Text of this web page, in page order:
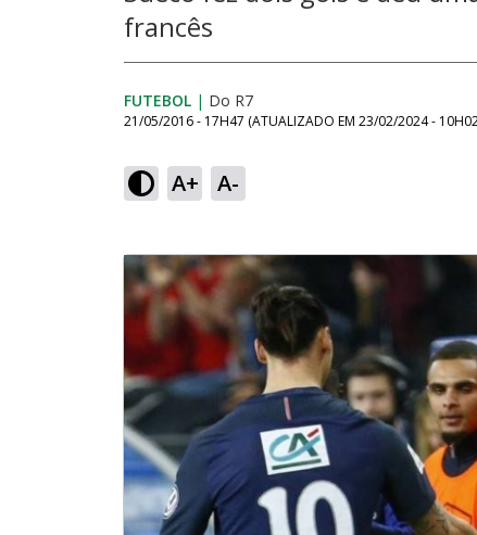
francês
FUTEBOL | Do R7
21/05/2016 - 17H47 (ATUALIZADO EM 23/02/2024 -
A+ A-